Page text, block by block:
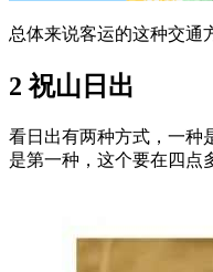
总体来说客运的这种交通
2祝山日出
看日出有两种方式，一种
是第一种，这个要在四点